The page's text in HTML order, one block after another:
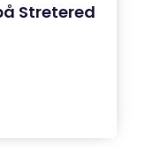
Stretered